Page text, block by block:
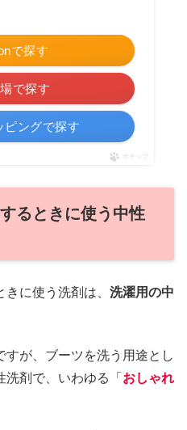
で探す
で探す
ピングで探す
ポチップ
るときに使う中性
に使う洗剤は、 洗濯用の中
が、ブーツを洗う用途とし
剤で、いわゆる「 おしゃれ